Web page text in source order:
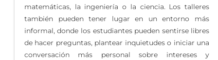
matemáticas, la ingeniería o la ciencia. Los talleres
también pueden tener lugar en un entorno más
informal, donde los estudiantes pueden sentirse libres
de hacer preguntas, plantear inquietudes o iniciar una
conversación más personal sobre intereses y